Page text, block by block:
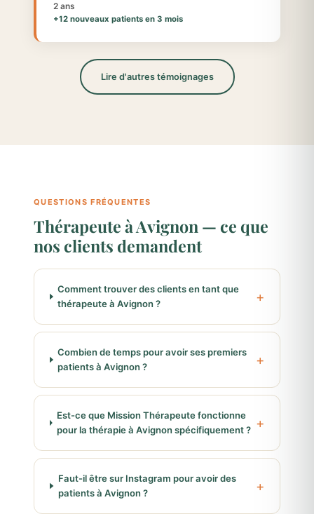
2 ans
+12 nouveaux patients en 3 mois
Lire d'autres témoignages
QUESTIONS FRÉQUENTES
Thérapeute à Avignon — ce que
nos clients demandent
Comment trouver des clients en tant que
thérapeute à Avignon ?
Combien de temps pour avoir ses premiers
patients à Avignon ?
Est-ce que Mission Thérapeute fonctionne
pour la thérapie à Avignon spécifiquement ?
Faut-il être sur Instagram pour avoir des
patients à Avignon ?